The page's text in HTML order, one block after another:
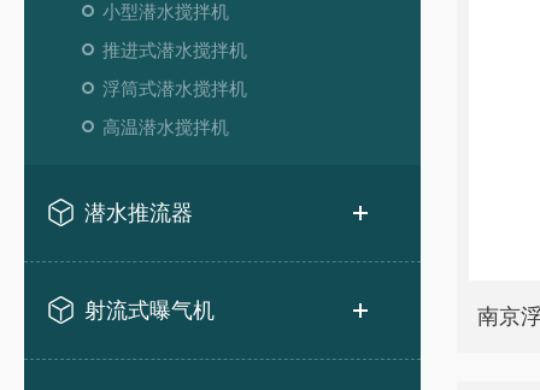
小型潜水搅拌机
推进式潜水搅拌机
浮筒式潜水搅拌机
高温潜水搅拌机
潜水推流器
射流式曝气机 南京